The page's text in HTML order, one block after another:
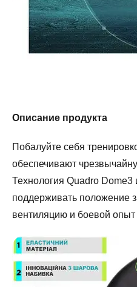
Описание продукта
Побалуйте себя
обеспечивают
Технология Quadro Dome3
поддерживать положение
вентиляцию и боевой